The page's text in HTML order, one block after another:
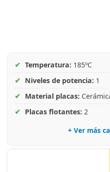
✔ Temperatura: 185ºC
✔ Niveles de potencia: 1
✔ Material placas:
✔ Placas flotantes: 2
+ Ver más